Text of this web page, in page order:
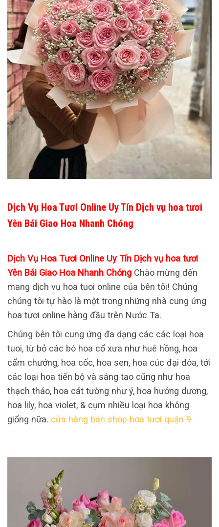
Dịch Vụ Hoa Tươi Online Uy Tín Dịch vụ hoa tươi
Yên Bái Giao Hoa Nhanh Chóng
Dịch Vụ Hoa Tươi Online Uy Tín Dịch vụ hoa tươi
Yên Bái Giao Hoa Nhanh Chóng Chào mừng đến
mang dịch vụ hoa tuoi online của bên tôi! Chúng
chúng tôi tự hào là một trong những nhà cung ứng
hoa tươi online hàng đầu trên Nước Ta.
Chúng bên tôi cung ứng đa dạng các các loại hoa
tuoi, từ bỏ các bó hoa cổ xưa như huê hồng, hoa
cẩm chướng, hoa cốc, hoa sen, hoa cúc đại đóa, tới
các loại hoa tiến bộ và sáng tạo cũng như hoa
thạch thảo, hoa cát tường như ý, hoa hướng dương,
hoa lily, hoa violet, & cụm nhiều loại hoa không
giống nữa. cửa hàng bán shop hoa tươi quận 9